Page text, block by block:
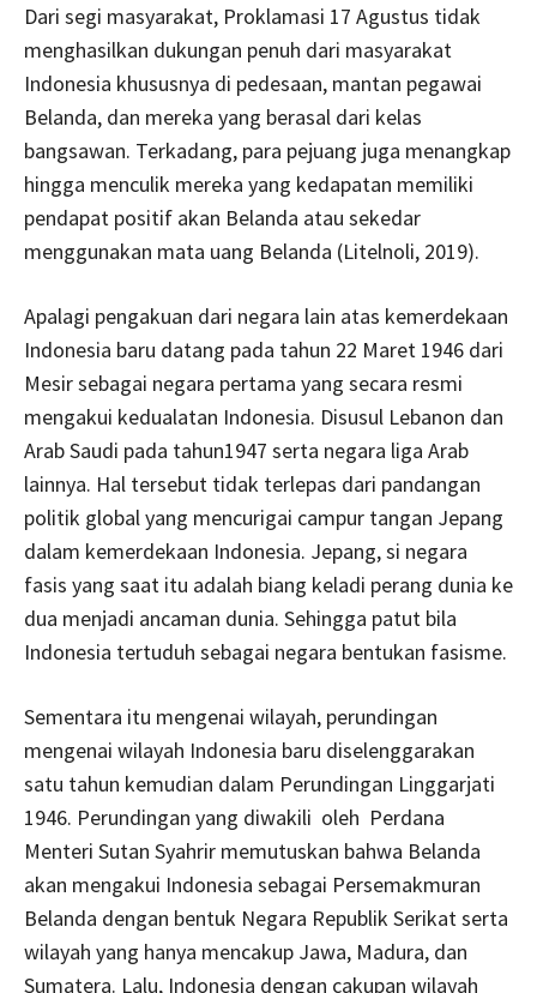
Dari segi masyarakat, Proklamasi 17 Agustus tidak
menghasilkan dukungan penuh dari masyarakat
Indonesia khususnya di pedesaan, mantan pegawai
Belanda, dan mereka yang berasal dari kelas
bangsawan. Terkadang, para pejuang juga menangkap
hingga menculik mereka yang kedapatan memiliki
pendapat positif akan Belanda atau sekedar
menggunakan mata uang Belanda (Litelnoli, 2019).
Apalagi pengakuan dari negara lain atas kemerdekaan
Indonesia baru datang pada tahun 22 Maret 1946 dari
Mesir sebagai negara pertama yang secara resmi
mengakui kedualatan Indonesia. Disusul Lebanon dan
Arab Saudi pada tahun1947 serta negara liga Arab
lainnya. Hal tersebut tidak terlepas dari pandangan
politik global yang mencurigai campur tangan Jepang
dalam kemerdekaan Indonesia. Jepang, si negara
fasis yang saat itu adalah biang keladi perang dunia ke
dua menjadi ancaman dunia. Sehingga patut bila
Indonesia tertuduh sebagai negara bentukan fasisme.
Sementara itu mengenai wilayah, perundingan
mengenai wilayah Indonesia baru diselenggarakan
satu tahun kemudian dalam Perundingan Linggarjati
1946. Perundingan yang diwakili oleh Perdana
Menteri Sutan Syahrir memutuskan bahwa Belanda
akan mengakui Indonesia sebagai Persemakmuran
Belanda dengan bentuk Negara Republik Serikat serta
wilayah yang hanya mencakup Jawa, Madura, dan
Sumatera. Lalu, Indonesia dengan cakupan wilayah